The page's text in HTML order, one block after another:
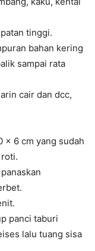
tinggi.
bahan kering
sampai rata
cair dan dcc,
× 6 cm yang sudah
panci taburi
lalu tuang sisa